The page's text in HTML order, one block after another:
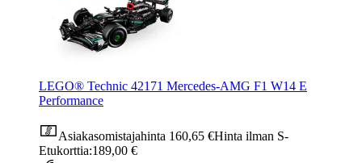
LEGO® Technic 42171 Mercedes-AMG F1 W14 E
Performance
Asiakasomistajahinta 160,65 €Hinta ilman S-
Etukorttia:189,00 €